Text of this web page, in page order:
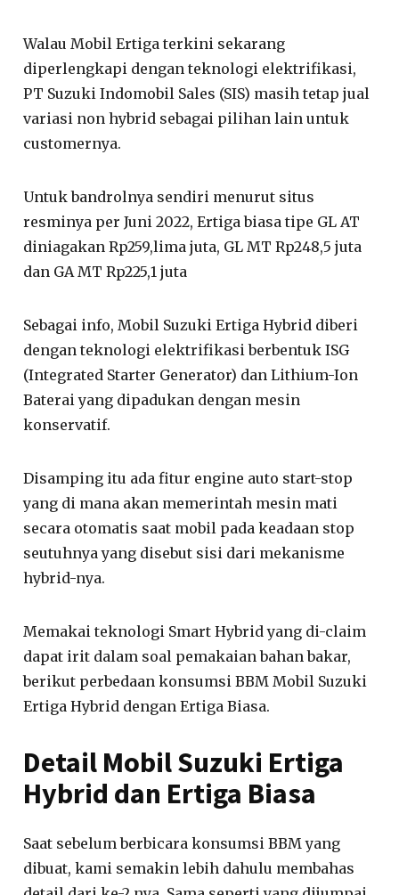
Walau Mobil Ertiga terkini sekarang
diperlengkapi dengan teknologi elektrifikasi,
PT Suzuki Indomobil Sales (SIS) masih tetap jual
variasi non hybrid sebagai pilihan lain untuk
customernya.
Untuk bandrolnya sendiri menurut situs
resminya per Juni 2022, Ertiga biasa tipe GL AT
diniagakan Rp259,lima juta, GL MT Rp248,5 juta
dan GA MT Rp225,1 juta
Sebagai info, Mobil Suzuki Ertiga Hybrid diberi
dengan teknologi elektrifikasi berbentuk ISG
(Integrated Starter Generator) dan Lithium-Ion
Baterai yang dipadukan dengan mesin
konservatif.
Disamping itu ada fitur engine auto start-stop
yang di mana akan memerintah mesin mati
secara otomatis saat mobil pada keadaan stop
seutuhnya yang disebut sisi dari mekanisme
hybrid-nya.
Memakai teknologi Smart Hybrid yang di-claim
dapat irit dalam soal pemakaian bahan bakar,
berikut perbedaan konsumsi BBM Mobil Suzuki
Ertiga Hybrid dengan Ertiga Biasa.
Detail Mobil Suzuki Ertiga
Hybrid dan Ertiga Biasa
Saat sebelum berbicara konsumsi BBM yang
dibuat, kami semakin lebih dahulu membahas